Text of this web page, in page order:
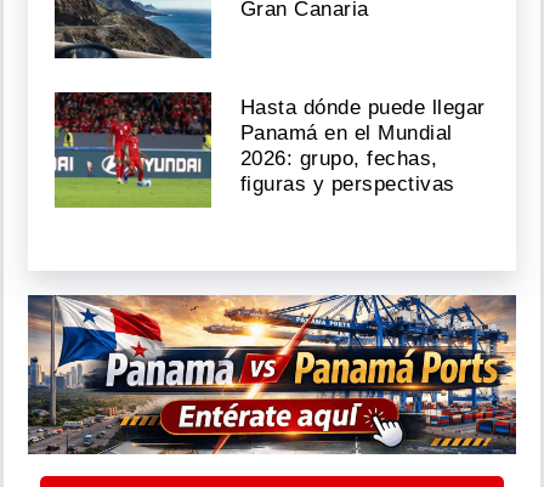
Gran Canaria
Hasta dónde puede llegar
Panamá en el Mundial
2026: grupo, fechas,
figuras y perspectivas